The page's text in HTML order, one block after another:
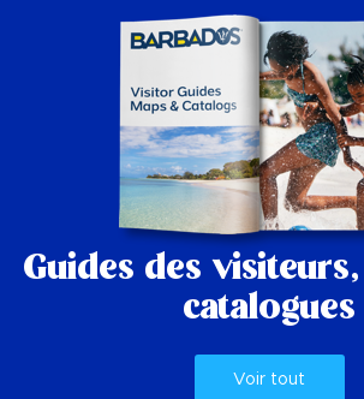
Guides des visiteurs,
catalogues
Voir tout